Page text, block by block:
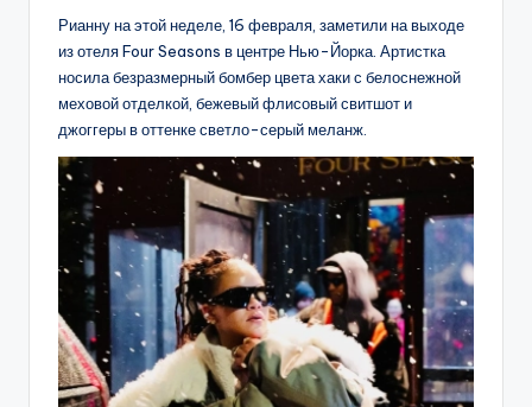
Рианну на этой неделе, 16 февраля, заметили на выходе
из отеля Four Seasons в центре Нью-Йорка. Артистка
носила безразмерный бомбер цвета хаки с белоснежной
меховой отделкой, бежевый флисовый свитшот и
джоггеры в оттенке светло-серый меланж.